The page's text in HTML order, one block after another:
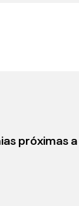
próximas a